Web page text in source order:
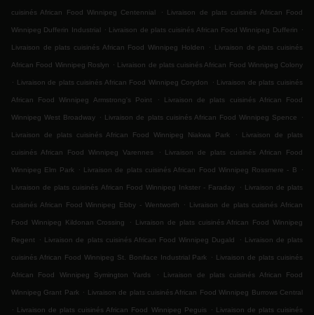
cuisinés African Food Winnipeg Centennial . Livraison de plats cuisinés African Food
Winnipeg Dufferin Industrial . Livraison de plats cuisinés African Food Winnipeg Dufferin .
Livraison de plats cuisinés African Food Winnipeg Holden . Livraison de plats cuisinés
African Food Winnipeg Roslyn . Livraison de plats cuisinés African Food Winnipeg Colony
. Livraison de plats cuisinés African Food Winnipeg Corydon . Livraison de plats cuisinés
African Food Winnipeg Armstrong's Point . Livraison de plats cuisinés African Food
Winnipeg West Broadway . Livraison de plats cuisinés African Food Winnipeg Spence .
Livraison de plats cuisinés African Food Winnipeg Niakwa Park . Livraison de plats
cuisinés African Food Winnipeg Varennes . Livraison de plats cuisinés African Food
Winnipeg Elm Park . Livraison de plats cuisinés African Food Winnipeg Rossmere - B .
Livraison de plats cuisinés African Food Winnipeg Inkster - Faraday . Livraison de plats
cuisinés African Food Winnipeg Ebby - Wentworth . Livraison de plats cuisinés African
Food Winnipeg Kildonan Crossing . Livraison de plats cuisinés African Food Winnipeg
Regent . Livraison de plats cuisinés African Food Winnipeg Dugald . Livraison de plats
cuisinés African Food Winnipeg St. Boniface Industrial Park . Livraison de plats cuisinés
African Food Winnipeg Symington Yards . Livraison de plats cuisinés African Food
Winnipeg Grant Park . Livraison de plats cuisinés African Food Winnipeg Burrows Central
. Livraison de plats cuisinés African Food Winnipeg Peguis . Livraison de plats cuisinés